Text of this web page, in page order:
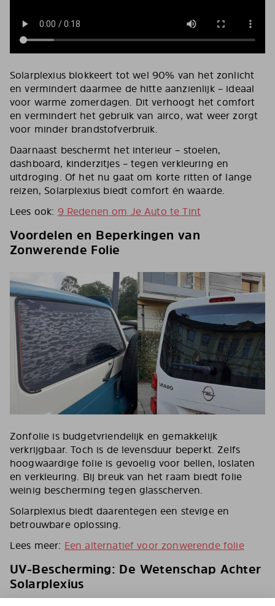
Solarplexius blokkeert tot wel 90% van het zonlicht
en vermindert daarmee de hitte aanzienlijk – ideaal
voor warme zomerdagen. Dit verhoogt het comfort
en vermindert het gebruik van airco, wat weer zorgt
voor minder brandstofverbruik.
Daarnaast beschermt het interieur – stoelen,
dashboard, kinderzitjes – tegen verkleuring en
uitdroging. Of het nu gaat om korte ritten of lange
reizen, Solarplexius biedt comfort én waarde.
Lees ook: 9 Redenen om Je Auto te Tint
Voordelen en Beperkingen van
Zonwerende Folie
Zonfolie is budgetvriendelijk en gemakkelijk
verkrijgbaar. Toch is de levensduur beperkt. Zelfs
hoogwaardige folie is gevoelig voor bellen, loslaten
en verkleuring. Bij breuk van het raam biedt folie
weinig bescherming tegen glasscherven.
Solarplexius biedt daarentegen een stevige en
betrouwbare oplossing.
Lees meer: Een alternatief voor zonwerende folie
UV-Bescherming: De Wetenschap Achter
Solarplexius